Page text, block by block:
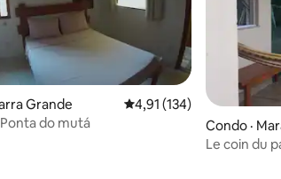
5, 41 commentaires
Grande Note moyenne de 4,91
4,91 (134)
do mutá
Condo ·
Le coin du